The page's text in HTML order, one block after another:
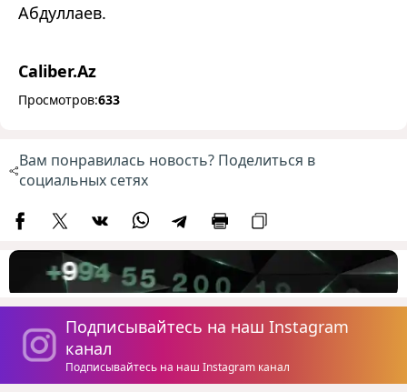
Абдуллаев.
Caliber.Az
Просмотров:633
Вам понравилась новость? Поделиться в
социальных сетях
Подписывайтесь на наш Instagram
канал
Подписывайтесь на наш Instagram канал